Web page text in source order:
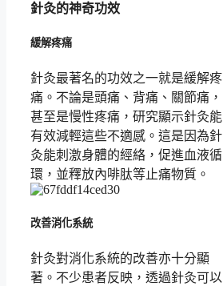
針灸的神奇功效
緩解疼痛
針灸最著名的功效之一就是緩解疼
痛。不論是頭痛、背痛、關節痛，
甚至是慢性疼痛，研究顯示針灸能
有效減輕這些不適感。這是因為針
灸能刺激身體的經絡，促進血液循
環，並釋放內啡肽等止痛物質。
改善消化系統
針灸對消化系統的改善亦十分顯
著。不少患者反映，透過針灸可以